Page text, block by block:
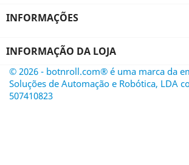
INFORMAÇÕES
INFORMAÇÃO DA LOJA
© 2026 - botnroll.com® é uma marca da
Soluções de Automação e Robótica, LDA
507410823